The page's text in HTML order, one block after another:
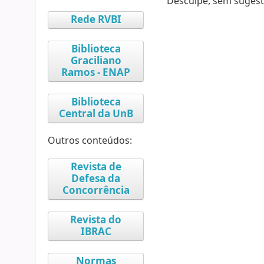
Rede RVBI
Biblioteca
Graciliano
Ramos - ENAP
Biblioteca
Central da UnB
Outros conteúdos:
Revista de
Defesa da
Concorrência
Revista do
IBRAC